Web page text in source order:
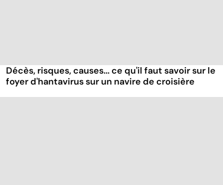
Décès, risques, causes... ce qu'il faut savoir sur le
foyer d'hantavirus sur un navire de croisière